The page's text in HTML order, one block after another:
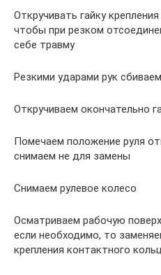
Откручивать гайку
чтобы при резком
себе травму
Резкими ударами рук
Откручиваем окончательно
Помечаем положение руля
снимаем не для замены
Снимаем рулевое колесо
Осматриваем рабочую
если необходимо, то
крепления контактного